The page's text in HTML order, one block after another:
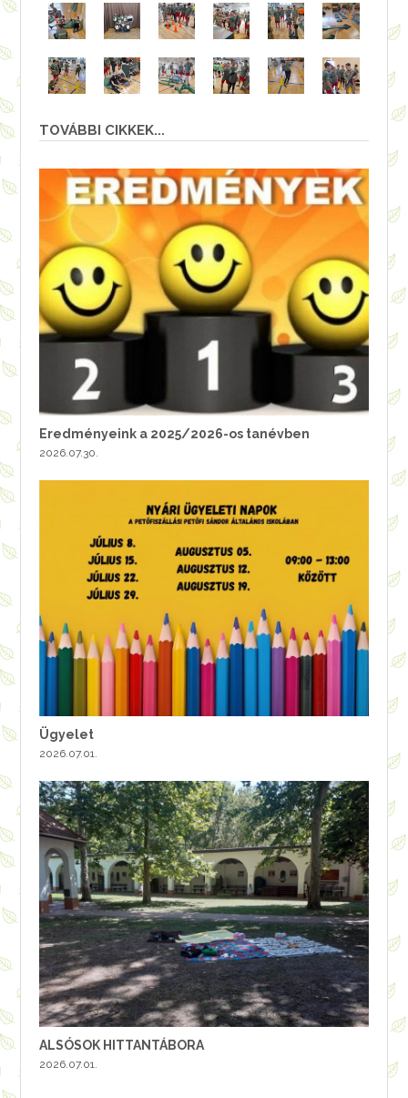
TOVÁBBI CIKKEK...
Eredményeink a 2025/2026-os tanévben
2026.07.30.
Ügyelet
2026.07.01.
ALSÓSOK HITTANTÁBORA
2026.07.01.